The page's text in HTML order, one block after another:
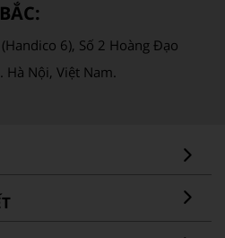
6), Số 2 Hoàng Đạo
Hà Nội, Việt Nam.